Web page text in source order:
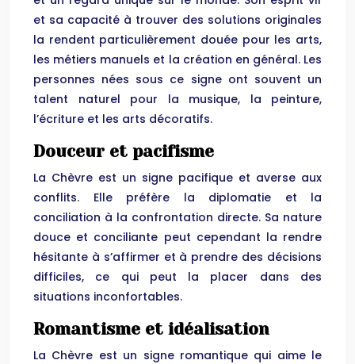
et sa capacité à trouver des solutions originales
la rendent particulièrement douée pour les arts,
les métiers manuels et la création en général. Les
personnes nées sous ce signe ont souvent un
talent naturel pour la musique, la peinture,
l’écriture et les arts décoratifs.
Douceur et pacifisme
La Chèvre est un signe pacifique et averse aux
conflits. Elle préfère la diplomatie et la
conciliation à la confrontation directe. Sa nature
douce et conciliante peut cependant la rendre
hésitante à s’affirmer et à prendre des décisions
difficiles, ce qui peut la placer dans des
situations inconfortables.
Romantisme et idéalisation
La Chèvre est un signe romantique qui aime le